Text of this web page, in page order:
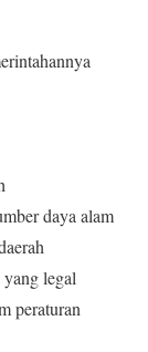
daya alam
legal
peraturan